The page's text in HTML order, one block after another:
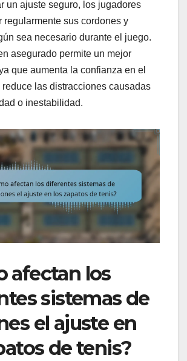
un ajuste seguro, los jugadores
regularmente sus cordones y
sea necesario durante el juego.
asegurado permite un mejor
que aumenta la confianza en el
reduce las distracciones causadas
o inestabilidad.
afectan los
sistemas de
el ajuste en
de tenis?